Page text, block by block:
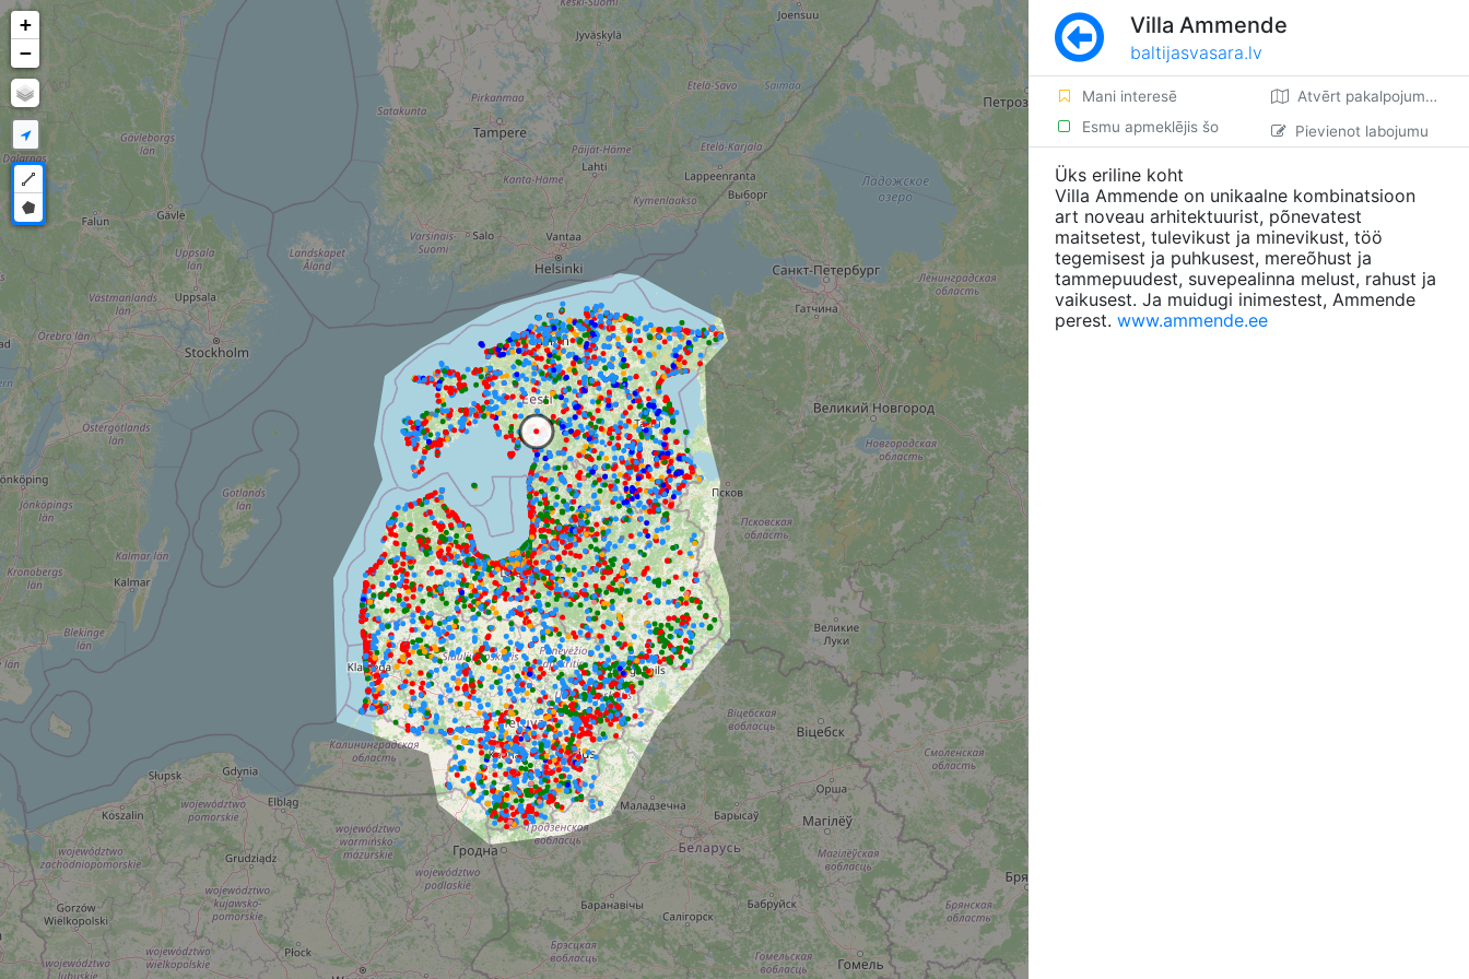
+
−
Draw a polyline
Draw a polygon
Villa Ammende
baltijasvasara.lv
Mani interesē
Esmu apmeklējis šo
Atvērt pakalpojumā Google Maps
Pievienot labojumu
Üks eriline koht
Villa Ammende on unikaalne kombinatsioon
art noveau arhitektuurist, põnevatest
maitsetest, tulevikust ja minevikust, töö
tegemisest ja puhkusest, mereõhust ja
tammepuudest, suvepealinna melust, rahust ja
vaikusest. Ja muidugi inimestest, Ammende
perest. www.ammende.ee